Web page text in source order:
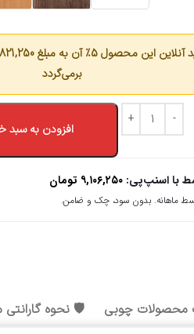
این محصول 5٪ آن به مبلغ
برمی‌گردد
افزودن به سبد
با اسنپ‌پی:۹,۱۰۶,۲۵۰ تومان
محصولات چوبی 🛡️ نحوه